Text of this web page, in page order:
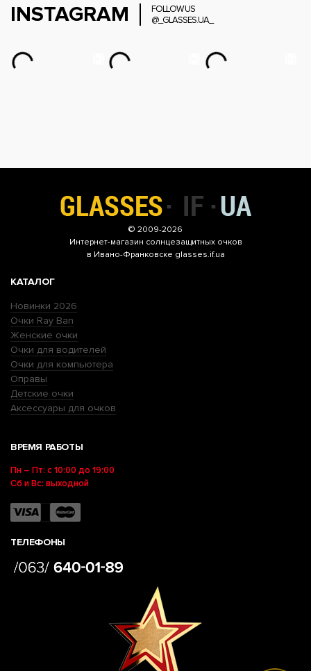
INSTAGRAM
FOLLOW US
@_GLASSES.UA_
© 2009-2026
Интернет-магазин солнцезащитных очков
в Ивано-Франковске glasses.if.ua
КАТАЛОГ
Новинки 2026
Очки Ray Ban
Женские очки
Очки для водителей
Очки для компьютера
Оправы
Детские очки
Аксессуары для очков
ВРЕМЯ РАБОТЫ
Пн – Пт: с 10:00 до 19:00
Сб и Вс: выходной
ТЕЛЕФОНЫ